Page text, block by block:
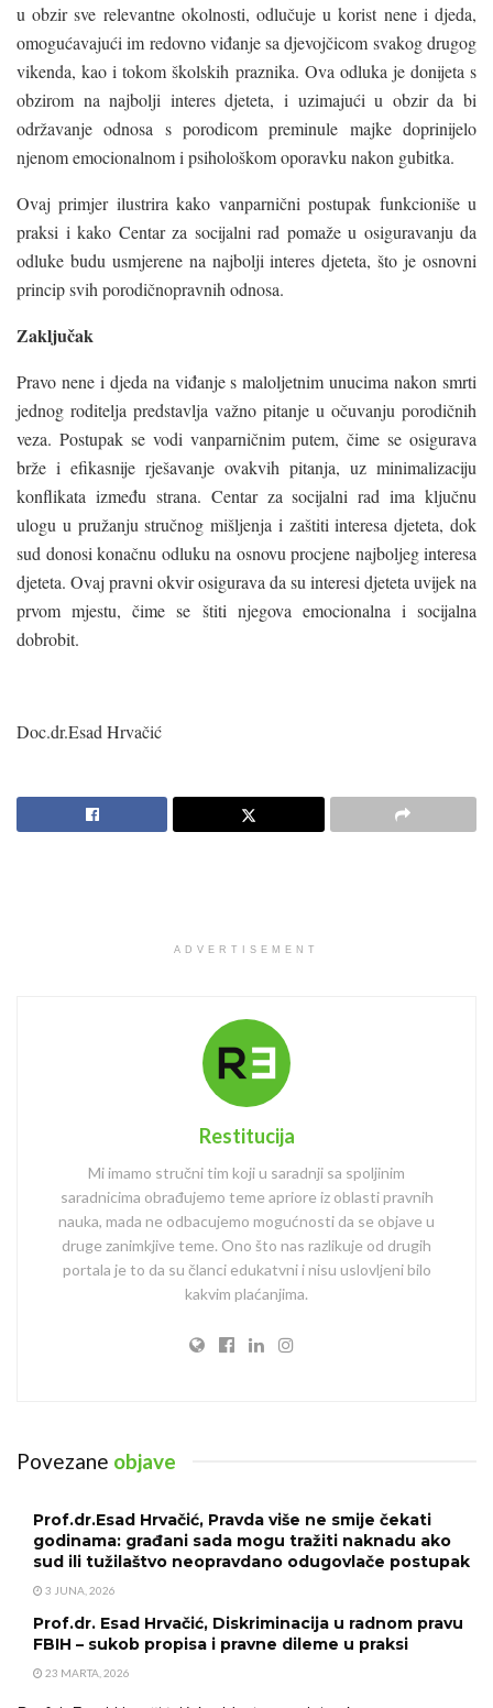
u obzir sve relevantne okolnosti, odlučuje u korist nene i djeda,
omogućavajući im redovno viđanje sa djevojčicom svakog drugog
vikenda, kao i tokom školskih praznika. Ova odluka je donijeta s
obzirom na najbolji interes djeteta, i uzimajući u obzir da bi
održavanje odnosa s porodicom preminule majke doprinijelo
njenom emocionalnom i psihološkom oporavku nakon gubitka.
Ovaj primjer ilustrira kako vanparnični postupak funkcioniše u
praksi i kako Centar za socijalni rad pomaže u osiguravanju da
odluke budu usmjerene na najbolji interes djeteta, što je osnovni
princip svih porodičnopravnih odnosa.
Zaključak
Pravo nene i djeda na viđanje s maloljetnim unucima nakon smrti
jednog roditelja predstavlja važno pitanje u očuvanju porodičnih
veza. Postupak se vodi vanparničnim putem, čime se osigurava
brže i efikasnije rješavanje ovakvih pitanja, uz minimalizaciju
konflikata između strana. Centar za socijalni rad ima ključnu
ulogu u pružanju stručnog mišljenja i zaštiti interesa djeteta, dok
sud donosi konačnu odluku na osnovu procjene najboljeg interesa
djeteta. Ovaj pravni okvir osigurava da su interesi djeteta uvijek na
prvom mjestu, čime se štiti njegova emocionalna i socijalna
dobrobit.
Doc.dr.Esad Hrvačić
ADVERTISEMENT
Restitucija
Mi imamo stručni tim koji u saradnji sa spoljinim
saradnicima obrađujemo teme apriore iz oblasti pravnih
nauka, mada ne odbacujemo mogućnosti da se objave u
druge zanimkjive teme. Ono što nas razlikuje od drugih
portala je to da su članci edukatvni i nisu uslovljeni bilo
kakvim plaćanjima.
Povezane objave
Prof.dr.Esad Hrvačić, Pravda više ne smije čekati
godinama: građani sada mogu tražiti naknadu ako
sud ili tužilaštvo neopravdano odugovlače postupak
3 JUNA, 2026
Prof.dr. Esad Hrvačić, Diskriminacija u radnom pravu
FBIH – sukob propisa i pravne dileme u praksi
23 MARTA, 2026